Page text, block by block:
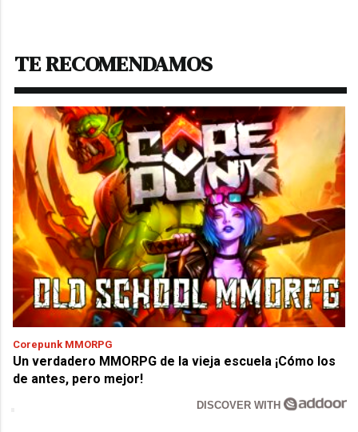
TE RECOMENDAMOS
Corepunk MMORPG
Un verdadero MMORPG de la vieja escuela ¡Cómo los
de antes, pero mejor!
DISCOVER WITH